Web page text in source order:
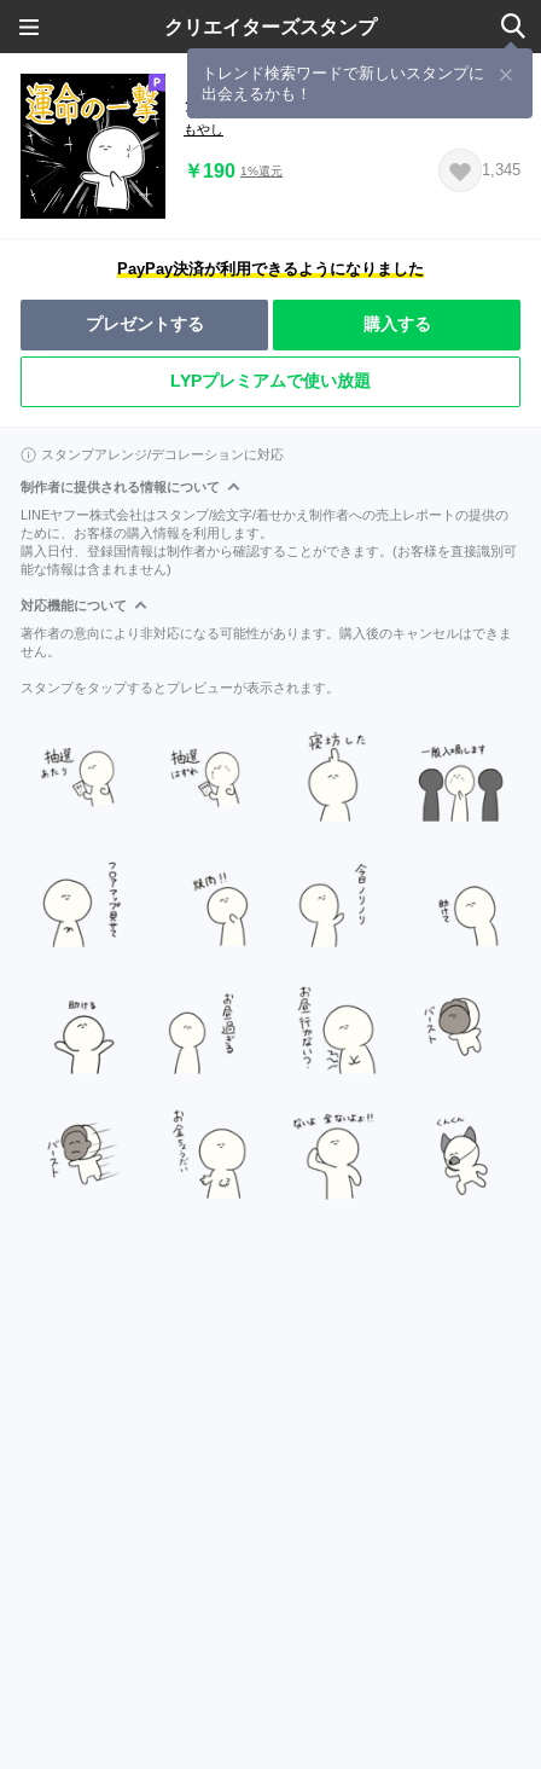
クリエイターズスタンプ
トレンド検索ワードで新しいスタンプに
出会えるかも！
クズ人間スタンプ3
もやし
￥190 1%還元 1,345
PayPay決済が利用できるようになりました
プレゼントする 購入する
LYPプレミアムで使い放題
スタンプアレンジ/デコレーションに対応
制作者に提供される情報について
LINEヤフー株式会社はスタンプ/絵文字/着せかえ制作者への売上レポートの提供の
ために、お客様の購入情報を利用します。
購入日付、登録国情報は制作者から確認することができます。(お客様を直接識別可
能な情報は含まれません)
対応機能について
著作者の意向により非対応になる可能性があります。購入後のキャンセルはできま
せん。
スタンプをタップするとプレビューが表示されます。